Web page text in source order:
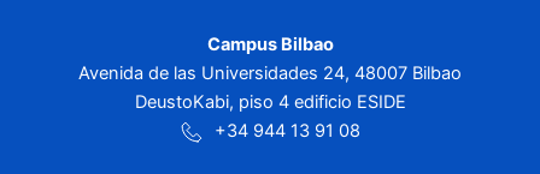
Campus Bilbao
Avenida de las Universidades 24, 48007 Bilbao
DeustoKabi, piso 4 edificio ESIDE
+34 944 13 91 08